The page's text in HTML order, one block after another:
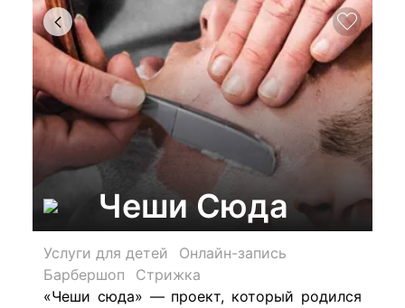
Чеши Сюда
Услуги для детей
Онлайн-запись
Барбершоп
Стрижка
«Чеши сюда» — проект, который родился